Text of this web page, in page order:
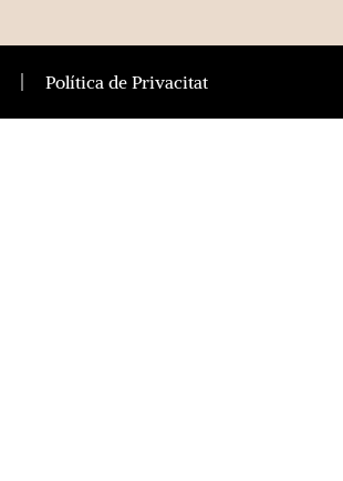
Política de Privacitat